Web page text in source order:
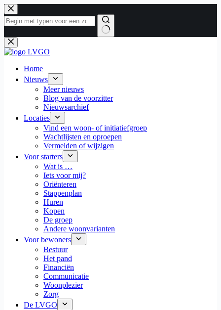
Ga
naar
de
Geen
resultaten
Home
Nieuws
Meer nieuws
Blog van de voorzitter
Nieuwsarchief
Locaties
Vind een woon- of initiatiefgroep
Wachtlijsten en oproepen
Vermelden of wijzigen
Voor starters
Wat is …
Iets voor mij?
Oriënteren
Stappenplan
Huren
Kopen
De groep
Andere woonvarianten
Voor bewoners
Bestuur
Het pand
Financiën
Communicatie
Woonplezier
Zorg
De LVGO